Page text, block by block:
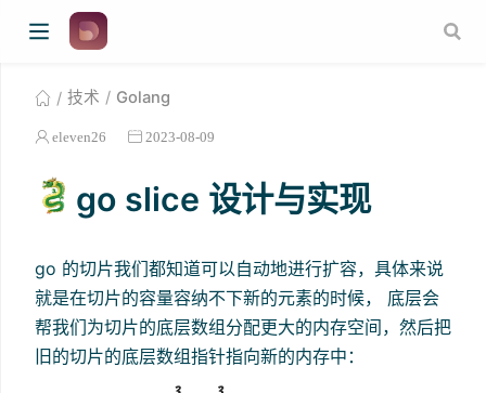
技术 Golang
eleven26 2023-08-09
go slice 设计与实现
go 的切片我们都知道可以自动地进行扩容，具体来说
就是在切片的容量容纳不下新的元素的时候， 底层会
帮我们为切片的底层数组分配更大的内存空间，然后把
旧的切片的底层数组指针指向新的内存中：